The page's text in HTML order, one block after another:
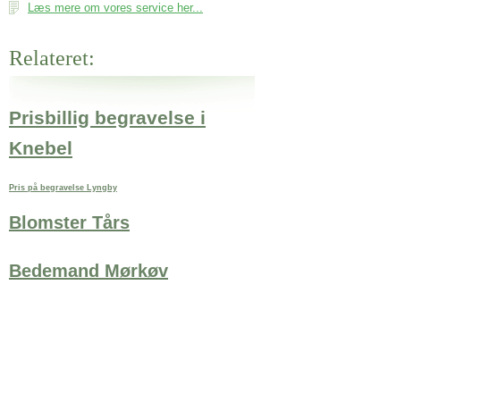
Læs mere om vores service her...
Relateret:
Prisbillig begravelse i
Knebel
Pris på begravelse Lyngby
Blomster Tårs
Bedemand Mørkøv